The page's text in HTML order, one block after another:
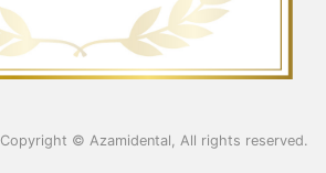
Copyright © Azamidental , All rights reserved.